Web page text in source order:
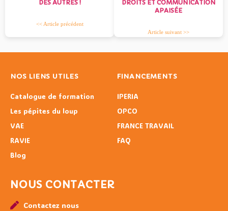
DES AUTRES !
<< Article précédent
DROITS ET COMMUNICATION
APAISÉE
Article suivant >>
NOS LIENS UTILES
Catalogue de formation
Les pépites du loup
VAE
RAVIE
Blog
FINANCEMENTS
IPERIA
OPCO
FRANCE TRAVAIL
FAQ
NOUS CONTACTER
Contactez nous